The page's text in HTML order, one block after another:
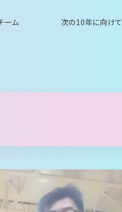
ーム 次の10年に向けて